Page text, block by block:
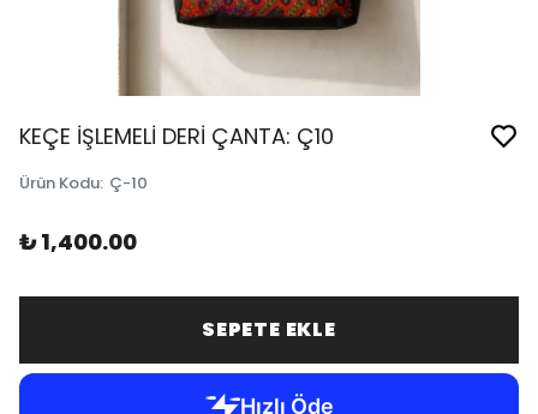
KEÇE İŞLEMELİ DERİ ÇANTA: Ç10
Ürün Kodu: Ç-10
₺ 1,400.00
SEPETE EKLE